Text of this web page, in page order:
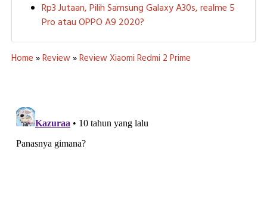
Rp3 Jutaan, Pilih Samsung Galaxy A30s, realme 5
Pro atau OPPO A9 2020?
Home »Review»Review Xiaomi Redmi 2 Prime